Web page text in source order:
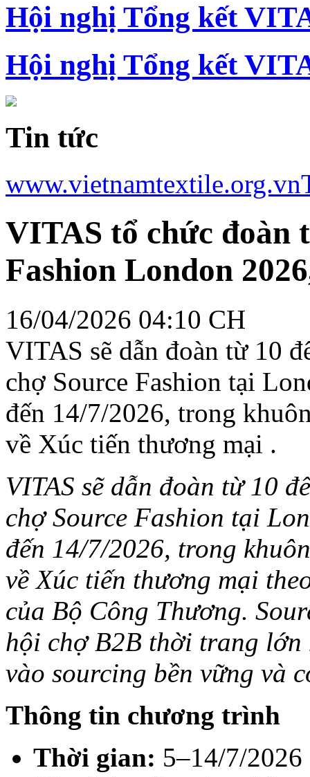
Hội nghị Tổng kết
Hội nghị Tổng kết
Tin tức
www.vietnamtextile.org.vn
VITAS tổ chức đoàn
Fashion London
16/04/2026 04:10 CH
VITAS sẽ dẫn đoàn từ 10
chợ Source Fashion tại
đến 14/7/2026, trong
về Xúc tiến thương mại .
VITAS sẽ dẫn đoàn từ 10
chợ Source Fashion tại
đến 14/7/2026, trong
về Xúc tiến thương mại
của Bộ Công Thương.
hội chợ B2B thời trang lớn
vào sourcing bền vững và
Thông tin chương trình
Thời gian: 5–14/7/2026